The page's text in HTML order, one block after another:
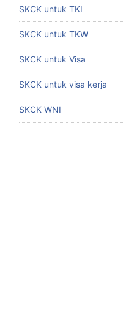
SKCK untuk TKI
SKCK untuk TKW
SKCK untuk Visa
SKCK untuk visa kerja
SKCK WNI